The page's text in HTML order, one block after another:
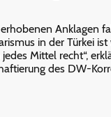
Anklagen
in der Türkei
Mittel recht“,
des DW-